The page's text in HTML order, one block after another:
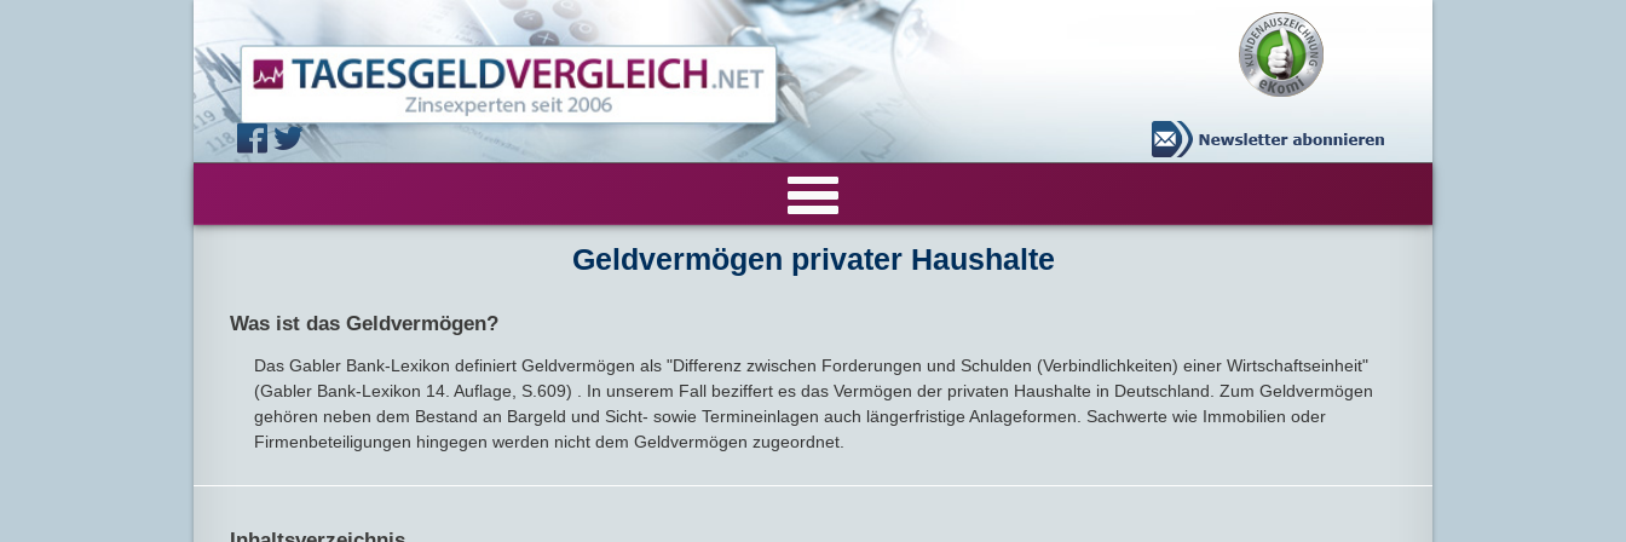
VERGLEICHE
Festgeld-Vergleich
Zinsvergleich
Festgeldrechner
LIVE-TESTS
Tagesgeld-Test
FIRMENANGEBOTE
Geldvermögen privater Haushalte
Was ist das Geldvermögen?
Das Gabler Bank-Lexikon definiert Geldvermögen als "Differenz zwischen Forderungen und Schulden (Verbindlichkeiten) einer Wirtschaftseinheit"
(Gabler Bank-Lexikon 14. Auflage, S.609) . In unserem Fall beziffert es das Vermögen der privaten Haushalte in Deutschland. Zum Geldvermögen
gehören neben dem Bestand an Bargeld und Sicht- sowie Termineinlagen auch längerfristige Anlageformen. Sachwerte wie Immobilien oder
Firmenbeteiligungen hingegen werden nicht dem Geldvermögen zugeordnet.